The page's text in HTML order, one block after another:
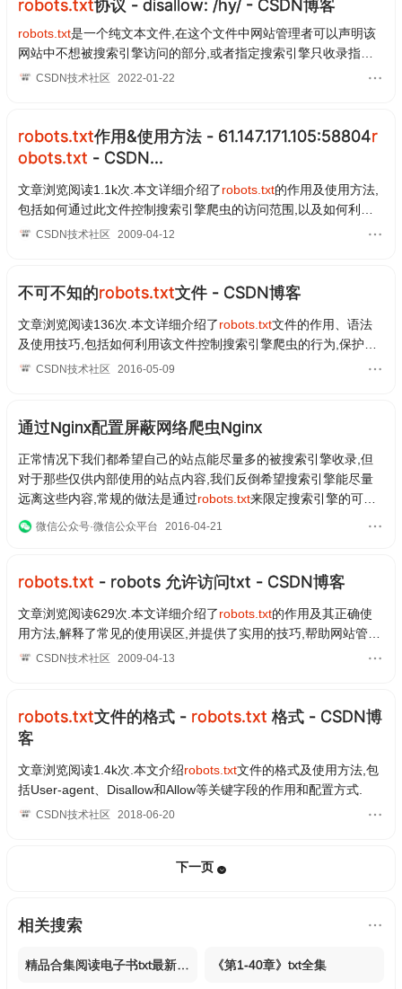
robots.txt协议 - disallow: /hy/ - CSDN博客
robots.txt是一个纯文本文件,在这个文件中网站管理者可以声明该
网站中不想被搜索引擎访问的部分,或者指定搜索引擎只收录指定
的内容。网站通过 robots.txt(爬虫协议)告诉搜索...
CSDN技术社区 2022-01-22
robots.txt作用&使用方法 - 61.147.171.105:58804r
obots.txt - CSDN...
文章浏览阅读1.1k次.本文详细介绍了robots.txt的作用及使用方法,
包括如何通过此文件控制搜索引擎爬虫的访问范围,以及如何利用R
obots META标签来指导爬虫如何抓取特定页面...
CSDN技术社区 2009-04-12
不可不知的robots.txt文件 - CSDN博客
文章浏览阅读136次.本文详细介绍了robots.txt文件的作用、语法
及使用技巧,包括如何利用该文件控制搜索引擎爬虫的行为,保护网
站隐私,提升网站性能.
CSDN技术社区 2016-05-09
通过Nginx配置屏蔽网络爬虫Nginx
正常情况下我们都希望自己的站点能尽量多的被搜索引擎收录,但
对于那些仅供内部使用的站点内容,我们反倒希望搜索引擎能尽量
远离这些内容,常规的做法是通过robots.txt来限定搜索引擎的可收
录范围,但这个仅仅是个规约并不能保证所有网络爬虫都会遵循它,
证什么的了,今天就来分享下通过robots.txt和Nginx配置屏蔽网络爬
微信公众号·微信公众平台 2016-04-21
robots.txt - robots 允许访问txt - CSDN博客
文章浏览阅读629次.本文详细介绍了robots.txt的作用及其正确使
用方法,解释了常见的使用误区,并提供了实用的技巧,帮助网站管理
员更好地管理和优化搜索引擎蜘蛛的抓取行为...
CSDN技术社区 2009-04-13
robots.txt文件的格式 - robots.txt 格式 - CSDN博
客
文章浏览阅读1.4k次.本文介绍robots.txt文件的格式及使用方法,包
括User-agent、Disallow和Allow等关键字段的作用和配置方式.
CSDN技术社区 2018-06-20
下一页
相关搜索
精品合集阅读电子书txt最新章节 《第1-40章》txt全集